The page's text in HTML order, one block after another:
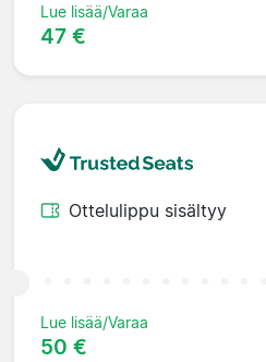
Lue lisää/Varaa
47 €
Ottelulippu sisältyy
Lue lisää/Varaa
50 €